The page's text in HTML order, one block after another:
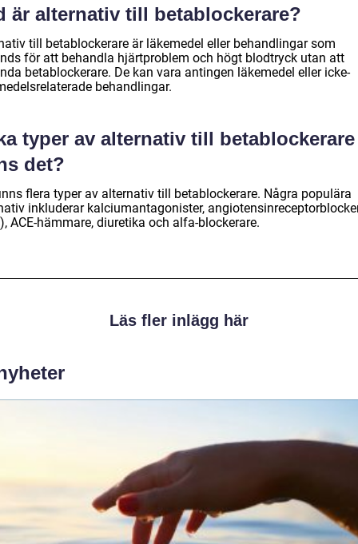
är alternativ till betablockerare?
till betablockerare är läkemedel eller behandlingar som
för att behandla hjärtproblem och högt blodtryck utan att
betablockerare. De kan vara antingen läkemedel eller icke-
behandlingar.
typer av alternativ till betablockerare
det?
flera typer av alternativ till betablockerare. Några populära
inkluderar kalciumantagonister,
ACE-hämmare, diuretika och alfa-blockerare.
Läs fler inlägg här